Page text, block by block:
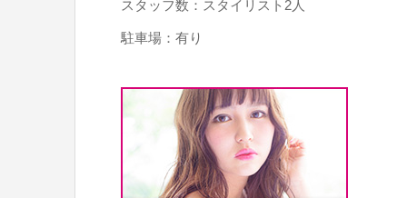
スタッフ数：スタイリスト2人
駐車場：有り